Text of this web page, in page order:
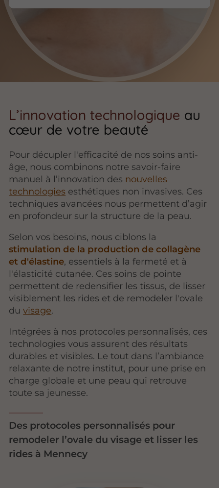
L’innovation technologique au
cœur de votre beauté
Pour décupler l'efficacité de nos soins anti-
âge, nous combinons notre savoir-faire
manuel à l’innovation des nouvelles
technologies esthétiques non invasives. Ces
techniques avancées nous permettent d’agir
en profondeur sur la structure de la peau.
Selon vos besoins, nous ciblons la
stimulation de la production de collagène
et d'élastine, essentiels à la fermeté et à
l'élasticité cutanée. Ces soins de pointe
permettent de redensifier les tissus, de lisser
visiblement les rides et de remodeler l'ovale
duvisage.
Intégrées à nos protocoles personnalisés, ces
technologies vous assurent des résultats
durables et visibles. Le tout dans l’ambiance
relaxante de notre institut, pour une prise en
charge globale et une peau qui retrouve
toute sa jeunesse.
Des protocoles personnalisés pour
remodeler l’ovale du visage et lisser les
rides à Mennecy